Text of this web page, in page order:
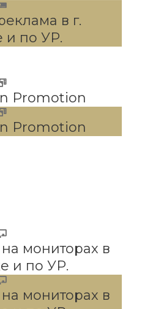
в г.
и по УР.
Promotion
Promotion
мониторах в
и по УР.
мониторах в